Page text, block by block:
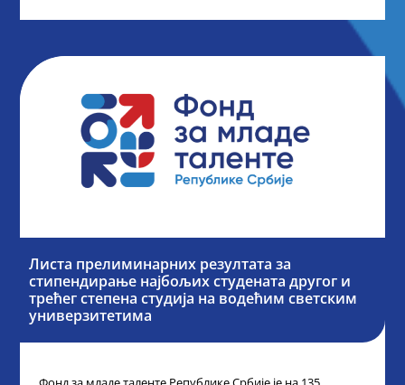
Листа прелиминарних резултата за
стипендирање најбољих студената другог и
трећег степена студија на водећим светским
универзитетима